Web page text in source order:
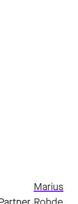
Marius